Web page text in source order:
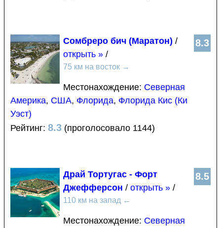
8.3
Сомбреро бич (Маратон) /
открыть » /
75 км на восток →
Местонахождение: Северная
Америка, США, Флорида, Флорида Кис (Ки
Уэст)
Рейтинг: 8.3 (проголосовало 1144)
8.5
Драй Тортугас - Форт
Джефферсон / открыть » /
110 км на запад ←
Местонахождение: Северная